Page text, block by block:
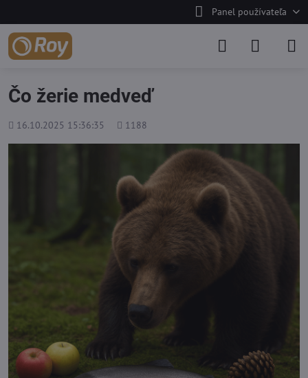
Panel používateľa
Čo žerie medveď
Pridané
16.10.2025 15:36:35
Počet
1188